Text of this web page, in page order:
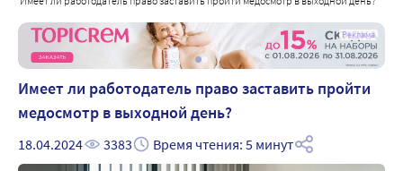
Реклама
Имеет ли работодатель право заставить пройти
медосмотр в выходной день?
18.04.2024 3383 Время чтения: 5 минут